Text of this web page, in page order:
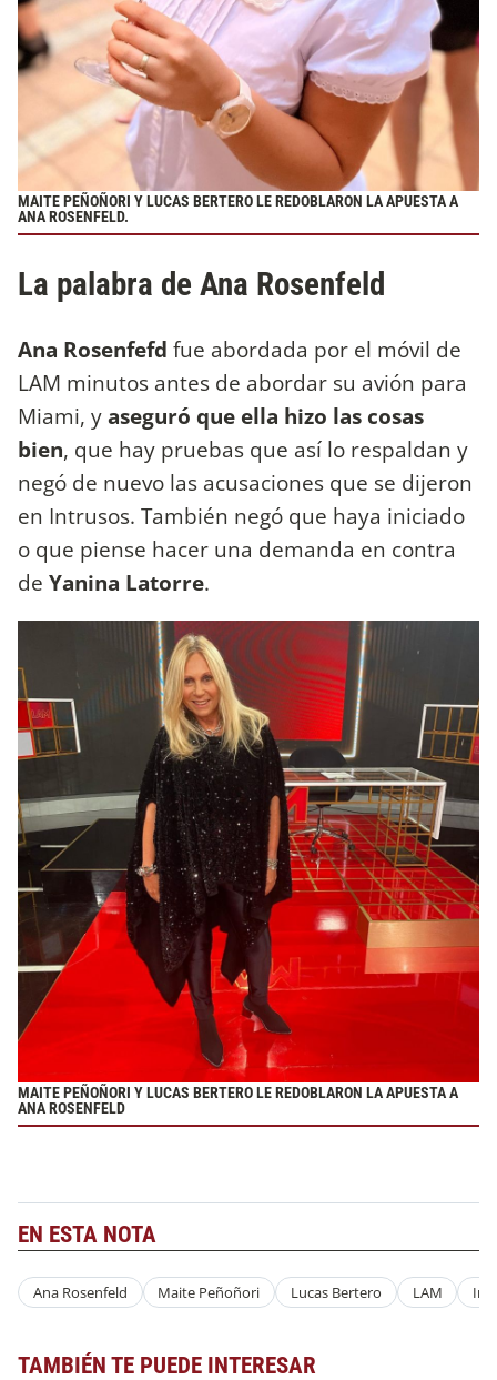
MAITE PEÑOÑORI Y LUCAS BERTERO LE REDOBLARON LA APUESTA A
ANA ROSENFELD.
La palabra de Ana Rosenfeld
Ana Rosenfefd fue abordada por el móvil de
LAM minutos antes de abordar su avión para
Miami, yaseguró que ella hizo las cosas
bien, que hay pruebas que así lo respaldan y
negó de nuevo las acusaciones que se dijeron
en Intrusos. También negó que haya iniciado
o que piense hacer una demanda en contra
de Yanina Latorre.
MAITE PEÑOÑORI Y LUCAS BERTERO LE REDOBLARON LA APUESTA A
ANA ROSENFELD
EN ESTA NOTA
Ana Rosenfeld Maite Peñoñori Lucas Bertero LAM
TAMBIÉN TE PUEDE INTERESAR